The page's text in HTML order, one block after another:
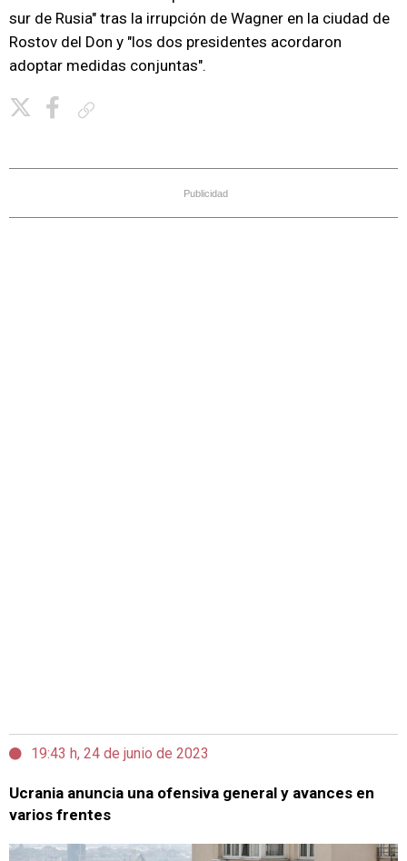
sur de Rusia" tras la irrupción de Wagner en la ciudad de
Rostov del Don y "los dos presidentes acordaron
adoptar medidas conjuntas".
Publicidad
19:43 h, 24 de junio de 2023
Ucrania anuncia una ofensiva general y avances en
varios frentes